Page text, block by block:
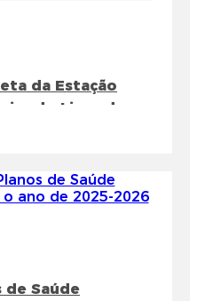
da Estação
do Livro de
de Saúde